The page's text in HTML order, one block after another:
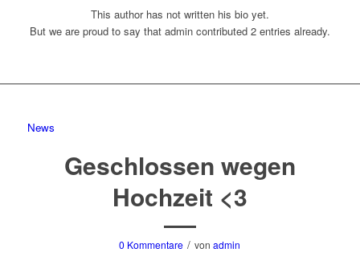
This author has not written his bio yet.
But we are proud to say that admincontributed 2 entries already.
News
Geschlossen wegen
Hochzeit <3
0 Kommentare / vonadmin